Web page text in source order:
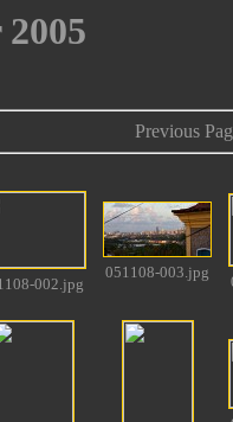
Previous
002.jpg
051108-003.jpg